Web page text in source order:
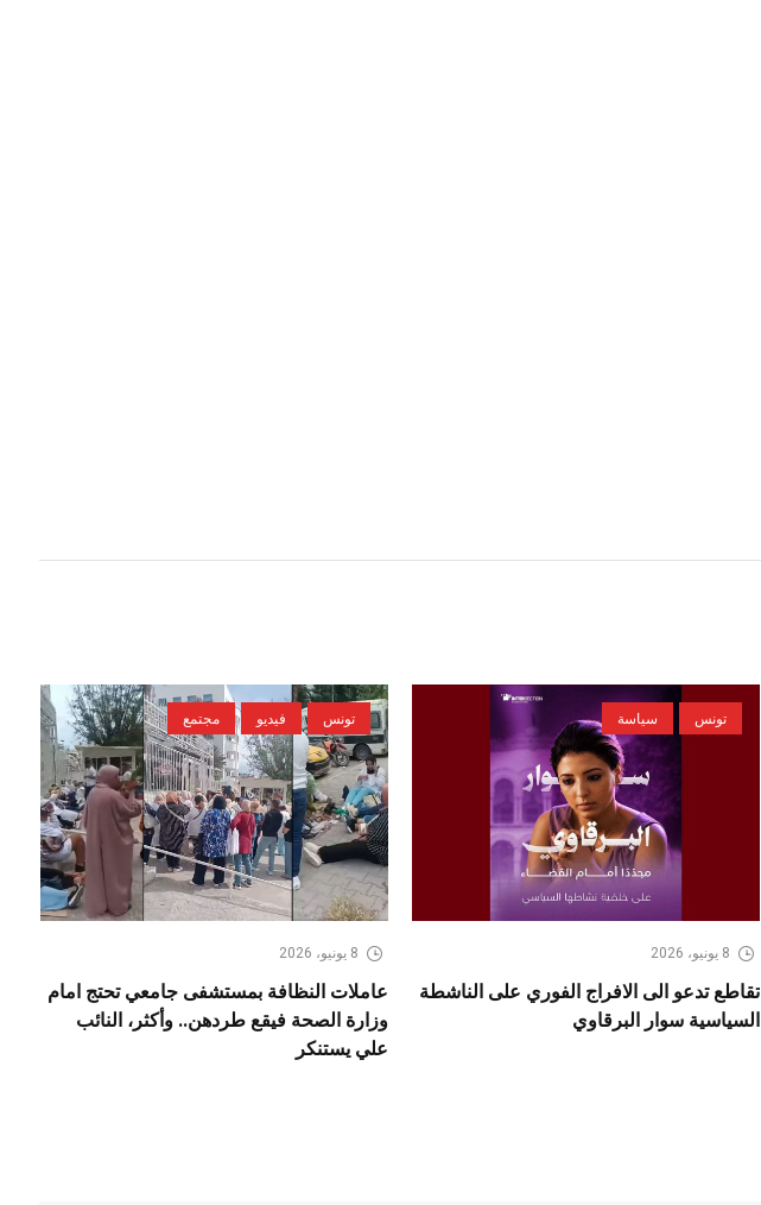
تونس سياسة
8 يونيو، 2026
تقاطع تدعو الى الافراج الفوري على الناشطة
السياسية سوار البرقاوي
تونس فيديو مجتمع
8 يونيو، 2026
عاملات النظافة بمستشفى جامعي تحتج امام
وزارة الصحة فيقع طردهن.. وأكثر، النائب
علي يستنكر